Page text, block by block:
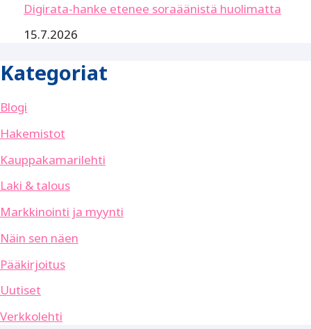
Digirata-hanke etenee soraäänistä huolimatta
15.7.2026
Kategoriat
Blogi
Hakemistot
Kauppakamarilehti
Laki & talous
Markkinointi ja myynti
Näin sen näen
Pääkirjoitus
Uutiset
Verkkolehti